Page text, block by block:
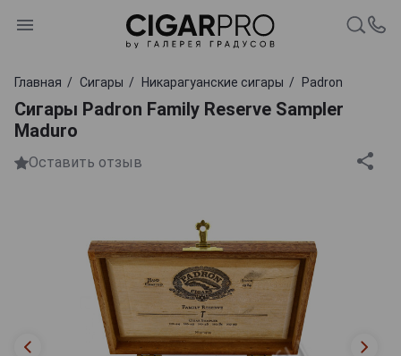
Главная Сигары Никарагуанские сигары Padron
Сигары Padron Family Reserve Sampler
Maduro
Оставить отзыв